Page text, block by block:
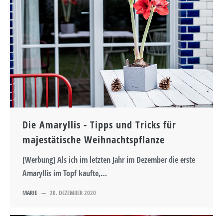
Die Amaryllis - Tipps und Tricks für
majestätische Weihnachtspflanze
[Werbung] Als ich im letzten Jahr im Dezember die erste
Amaryllis im Topf kaufte,…
MARIE — 20. DEZEMBER 2020